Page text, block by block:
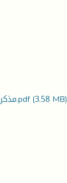
مذكرة-استراتيجيات-التعلم.pdf(3.58 MB)